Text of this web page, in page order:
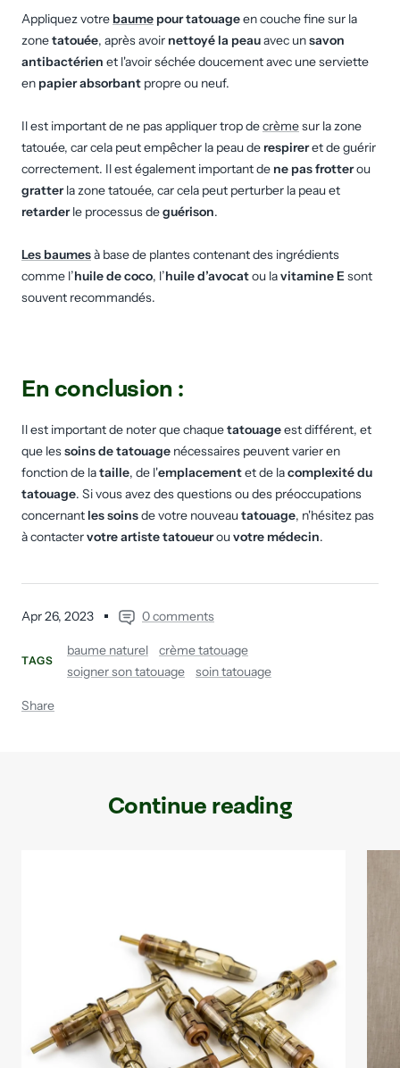
Apr 26, 2023 0 comments
TAGS
baume naturel
crème tatouage
soigner son tatouage
soin tatouage
Share
Appliquez votre baume pour tatouageen couche fine sur la
zonetatouée, après avoir nettoyé la peauavec unsavon
antibactérien et l'avoir séchée doucement avec une serviette
en papier absorbant propre ou neuf.
Il est important de ne pas appliquer trop decrèmesur la zone
tatouée, car cela peut empêcher la peau de respireret de guérir
correctement. Il est également important de ne pas frotterou
gratterla zone tatouée, car cela peut perturber la peau et
retarderle processus deguérison.
Les baumesà base de plantes contenant des ingrédients
comme l’huile de coco, l’huile d’avocatou lavitamine Esont
souvent recommandés.
En conclusion :
Il est important de noter que chaquetatouageest différent, et
que lessoins de tatouage nécessaires peuvent varier en
fonction de lataille, de l'emplacementet de lacomplexité du
tatouage. Si vous avez des questions ou des préoccupations
concernant les soinsde votre nouveautatouage, n'hésitez pas
à contactervotre artiste tatoueurouvotre médecin.
Continue reading